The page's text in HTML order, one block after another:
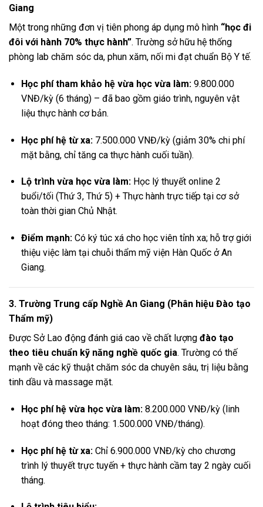
Giang
Một trong những đơn vị tiên phong áp dụng mô hình “học đi
đôi với hành 70% thực hành”. Trường sở hữu hệ thống
phòng lab chăm sóc da, phun xăm, nối mi đạt chuẩn Bộ Y tế.
Học phí tham khảo hệ vừa học vừa làm:9.800.000
VNĐ/kỳ (6 tháng) – đã bao gồm giáo trình, nguyên vật
liệu thực hành cơ bản.
Học phí hệ từ xa:7.500.000 VNĐ/kỳ (giảm 30% chi phí
mặt bằng, chỉ tăng ca thực hành cuối tuần).
Lộ trình vừa học vừa làm:Học lý thuyết online 2
buổi/tối (Thứ 3, Thứ 5) + Thực hành trực tiếp tại cơ sở
toàn thời gian Chủ Nhật.
Điểm mạnh:Có ký túc xá cho học viên tỉnh xa; hỗ trợ giới
thiệu việc làm tại chuỗi thẩm mỹ viện Hàn Quốc ở An
Giang.
3. Trường Trung cấp Nghề An Giang (Phân hiệu Đào tạo
Thẩm mỹ)
Được Sở Lao động đánh giá cao về chất lượng đào tạo
theo tiêu chuẩn kỹ năng nghề quốc gia. Trường có thế
mạnh về các kỹ thuật chăm sóc da chuyên sâu, trị liệu bằng
tinh dầu và massage mặt.
Học phí hệ vừa học vừa làm:8.200.000 VNĐ/kỳ (linh
hoạt đóng theo tháng: 1.500.000 VNĐ/tháng).
Học phí hệ từ xa:Chỉ 6.900.000 VNĐ/kỳ cho chương
trình lý thuyết trực tuyến + thực hành cầm tay 2 ngày cuối
tháng.